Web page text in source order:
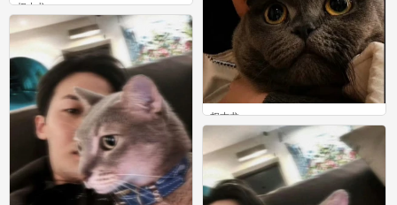
权志龙
0
权志龙